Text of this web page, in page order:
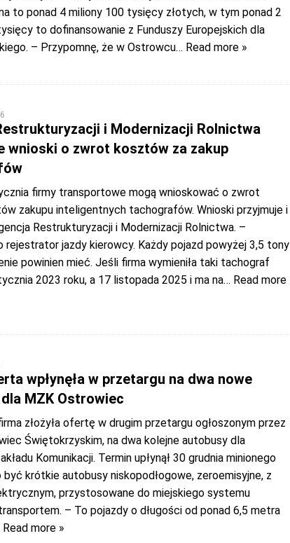
to ponad 4 miliony 100 tysięcy złotych, w tym ponad 2
to dofinansowanie z Funduszy Europejskich dla
– Przypomnę, że w Ostrowcu… Read more »
i Modernizacji Rolnictwa
wnioski o zwrot kosztów za zakup
firmy transportowe mogą wnioskować o zwrot
zakupu inteligentnych tachografów. Wnioski przyjmuje i
Restrukturyzacji i Modernizacji Rolnictwa. –
rejestrator jazdy kierowcy. Każdy pojazd powyżej 3,5 tony
powinien mieć. Jeśli firma wymieniła taki tachograf
2023 roku, a 17 listopada 2025 i ma na… Read more
wpłynęła w przetargu na dwa nowe
MZK Ostrowiec
złożyła ofertę w drugim przetargu ogłoszonym przez
Świętokrzyskim, na dwa kolejne autobusy dla
Komunikacji. Termin upłynął 30 grudnia minionego
być krótkie autobusy niskopodłogowe, zeroemisyjne, z
przystosowane do miejskiego systemu
– To pojazdy o długości od ponad 6,5 metra
more »